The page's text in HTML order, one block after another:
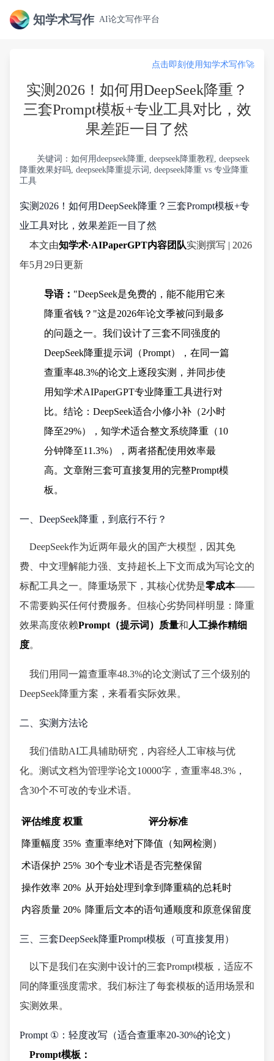
知学术写作 AI论文写作平台
点击即刻使用知学术写作🚀
实测2026！如何用DeepSeek降重？
三套Prompt模板+专业工具对比，效
果差距一目了然
关键词：如何用deepseek降重, deepseek降重教程, deepseek
降重效果好吗, deepseek降重提示词, deepseek降重 vs 专业降重
工具
实测2026！如何用DeepSeek降重？三套Prompt模板+专
业工具对比，效果差距一目了然
本文由知学术·AIPaperGPT内容团队实测撰写 | 2026
年5月29日更新
导语： "DeepSeek是免费的，能不能用它来
降重省钱？"这是2026年论文季被问到最多
的问题之一。我们设计了三套不同强度的
DeepSeek降重提示词（Prompt），在同一篇
查重率48.3%的论文上逐段实测，并同步使
用知学术AIPaperGPT专业降重工具进行对
比。结论：DeepSeek适合小修小补（2小时
降至29%），知学术适合整文系统降重（10
分钟降至11.3%），两者搭配使用效率最
高。文章附三套可直接复用的完整Prompt模
板。
一、DeepSeek降重，到底行不行？
DeepSeek作为近两年最火的国产大模型，因其免
费、中文理解能力强、支持超长上下文而成为写论文的
标配工具之一。降重场景下，其核心优势是零成本——
不需要购买任何付费服务。但核心劣势同样明显：降重
效果高度依赖Prompt（提示词）质量和 人工操作精细
度。
我们用同一篇查重率48.3%的论文测试了三个级别的
DeepSeek降重方案，来看看实际效果。
二、实测方法论
我们借助AI工具辅助研究，内容经人工审核与优
化。测试文档为管理学论文10000字，查重率48.3%，
含30个不可改的专业术语。
评估维度 权重 评分标准
降重幅度 35% 查重率绝对下降值（知网检测）
术语保护 25% 30个专业术语是否完整保留
操作效率 20% 从开始处理到拿到降重稿的总耗时
内容质量 20% 降重后文本的语句通顺度和原意保留度
三、三套DeepSeek降重Prompt模板（可直接复用）
以下是我们在实测中设计的三套Prompt模板，适应不
同的降重强度需求。我们标注了每套模板的适用场景和
实测效果。
Prompt ①：轻度改写（适合查重率20-30%的论文）
Prompt模板：